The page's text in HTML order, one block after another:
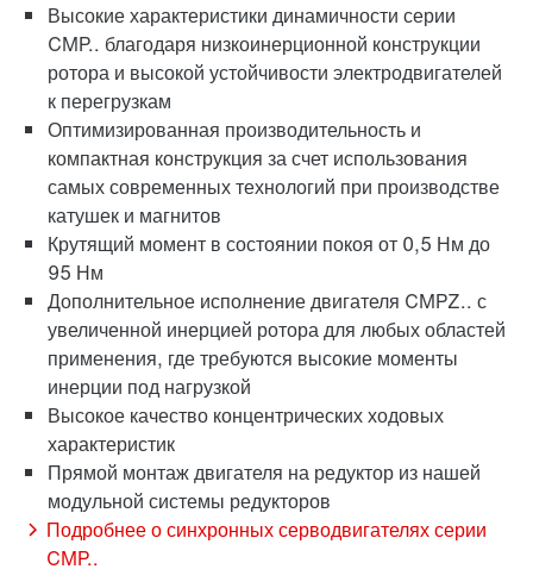
адаптер
Долгосрочная гарантия
Высокие характеристики динамичности серии
CMP.. благодаря низкоинерционной конструкции
ротора и высокой устойчивости электродвигателей
к перегрузкам
Оптимизированная производительность и
компактная конструкция за счет использования
самых современных технологий при производстве
катушек и магнитов
Крутящий момент в состоянии покоя от 0,5 Нм до
95 Нм
Дополнительное исполнение двигателя CMPZ.. с
увеличенной инерцией ротора для любых областей
применения, где требуются высокие моменты
инерции под нагрузкой
Высокое качество концентрических ходовых
характеристик
Прямой монтаж двигателя на редуктор из нашей
модульной системы редукторов
Подробнее о синхронных серводвигателях серии
CMP..